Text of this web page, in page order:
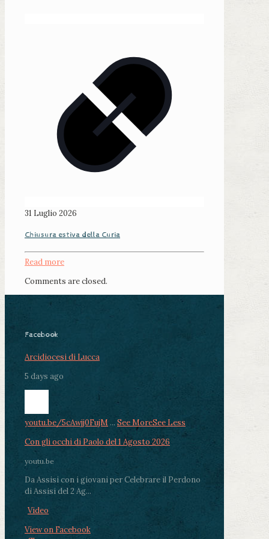
31 Luglio 2026
Chiusura estiva della Curia
Read more
Comments are closed.
Facebook
Arcidiocesi di Lucca
5 days ago
youtu.be/5cAwjj0FujM ... See MoreSee Less
Con gli occhi di Paolo del 1 Agosto 2026
youtu.be
Da Assisi con i giovani per Celebrare il Perdono
di Assisi del 2 Ag...
Video
View on Facebook